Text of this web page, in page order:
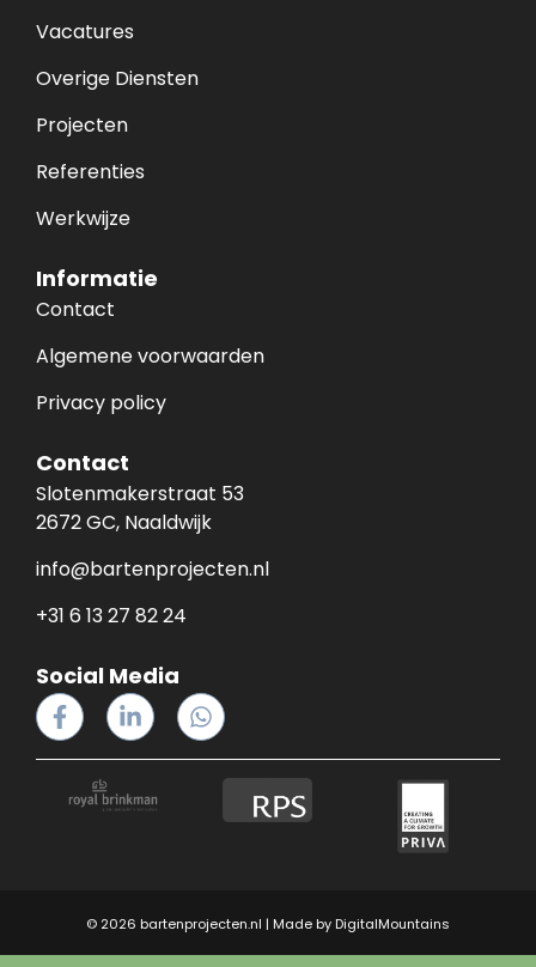
Vacatures
Overige Diensten
Projecten
Referenties
Werkwijze
Informatie
Contact
Algemene voorwaarden
Privacy policy
Contact
Slotenmakerstraat 53
2672 GC, Naaldwijk
info@bartenprojecten.nl
+31 6 13 27 82 24
Social Media
© 2026 bartenprojecten.nl | Made by DigitalMountains